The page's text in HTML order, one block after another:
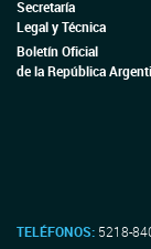
Secretaría
Legal y Técnica
Boletín Oficial
de la República
TELÉFONOS: 5218-